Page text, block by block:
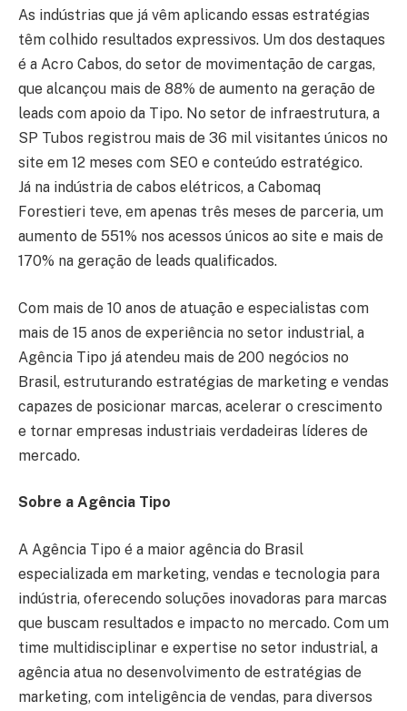
As indústrias que já vêm aplicando essas estratégias
têm colhido resultados expressivos. Um dos destaques
é a Acro Cabos, do setor de movimentação de cargas,
que alcançou mais de 88% de aumento na geração de
leads com apoio da Tipo. No setor de infraestrutura, a
SP Tubos registrou mais de 36 mil visitantes únicos no
site em 12 meses com SEO e conteúdo estratégico.
Já na indústria de cabos elétricos, a Cabomaq
Forestieri teve, em apenas três meses de parceria, um
aumento de 551% nos acessos únicos ao site e mais de
170% na geração de leads qualificados.
Com mais de 10 anos de atuação e especialistas com
mais de 15 anos de experiência no setor industrial, a
Agência Tipo já atendeu mais de 200 negócios no
Brasil, estruturando estratégias de marketing e vendas
capazes de posicionar marcas, acelerar o crescimento
e tornar empresas industriais verdadeiras líderes de
mercado.
Sobre a Agência Tipo
A Agência Tipo é a maior agência do Brasil
especializada em marketing, vendas e tecnologia para
indústria, oferecendo soluções inovadoras para marcas
que buscam resultados e impacto no mercado. Com um
time multidisciplinar e expertise no setor industrial, a
agência atua no desenvolvimento de estratégias de
marketing, com inteligência de vendas, para diversos